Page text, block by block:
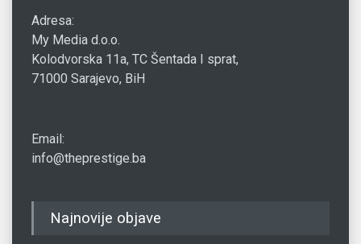
Adresa:
My Media d.o.o.
Kolodvorska 11a, TC Šentada I sprat,
71000 Sarajevo, BiH
Email:
info@theprestige.ba
Najnovije objave